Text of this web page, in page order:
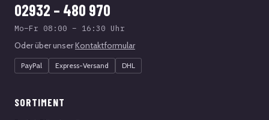
02932 – 480 970
Mo–Fr 08:00 – 16:30 Uhr
Oder über unserKontaktformular
PayPal Express-Versand DHL
SORTIMENT